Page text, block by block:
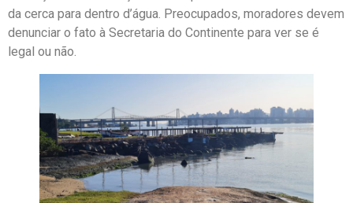
da cerca para dentro d’água. Preocupados, moradores devem
denunciar o fato à Secretaria do Continente para ver se é
legal ou não.